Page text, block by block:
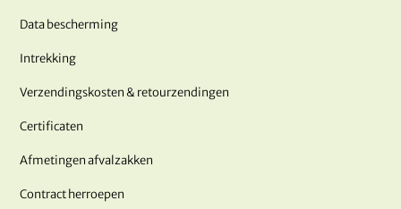
Data bescherming
Intrekking
Verzendingskosten & retourzendingen
Certificaten
Afmetingen afvalzakken
Contract herroepen